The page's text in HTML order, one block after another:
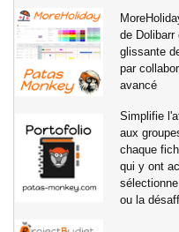
de Dolibarr
glissante
par
avancé
Simplifie
aux
chaque
qui y ont
ou la